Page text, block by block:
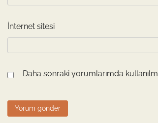
İnternet sitesi
Daha sonraki yorumlarımda